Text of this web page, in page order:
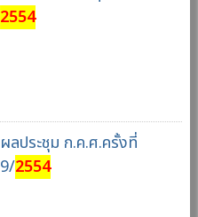
2554
ผลประชุม ก.ค.ศ.ครั้งที่
9/2554